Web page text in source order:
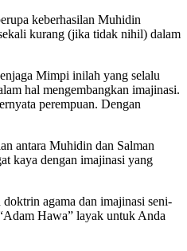
keberhasilan Muhidin
kurang (jika tidak nihil) dalam
Mimpi inilah yang selalu
hal mengembangkan imajinasi.
perempuan. Dengan
antara Muhidin dan Salman
kaya dengan imajinasi yang
agama dan imajinasi seni-
Hawa” layak untuk Anda